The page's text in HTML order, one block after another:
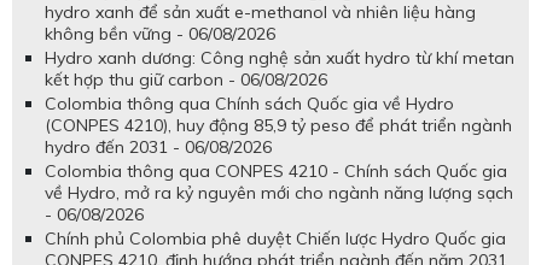
hydro xanh để sản xuất e-methanol và nhiên liệu hàng
không bền vững - 06/08/2026
Hydro xanh dương: Công nghệ sản xuất hydro từ khí metan
kết hợp thu giữ carbon - 06/08/2026
Colombia thông qua Chính sách Quốc gia về Hydro
(CONPES 4210), huy động 85,9 tỷ peso để phát triển ngành
hydro đến 2031 - 06/08/2026
Colombia thông qua CONPES 4210 - Chính sách Quốc gia
về Hydro, mở ra kỷ nguyên mới cho ngành năng lượng sạch
- 06/08/2026
Chính phủ Colombia phê duyệt Chiến lược Hydro Quốc gia
CONPES 4210, định hướng phát triển ngành đến năm 2031